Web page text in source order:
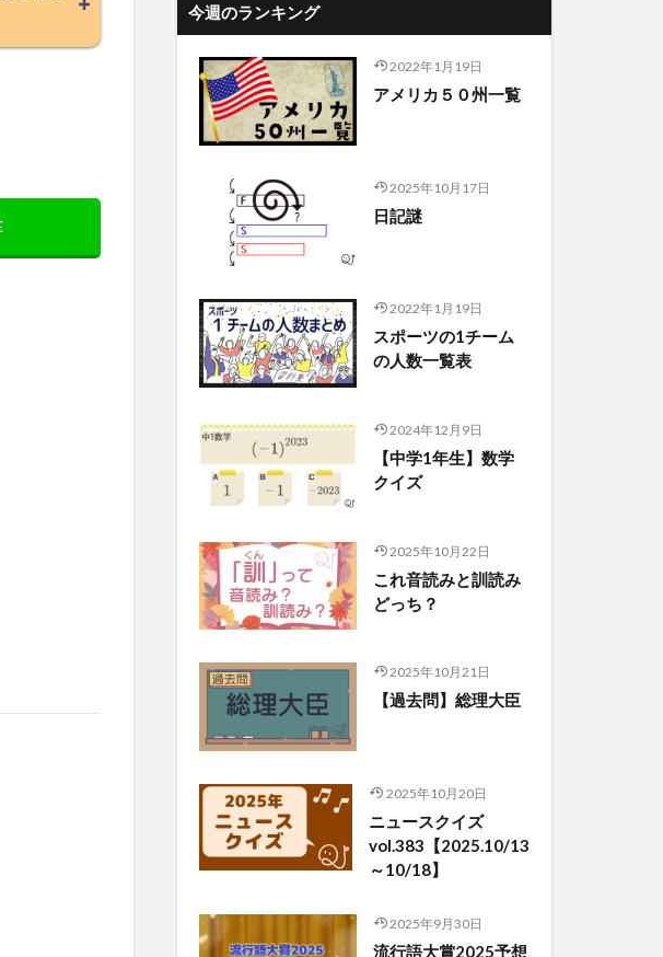
今週のランキング
2022年1月19日
アメリカ５０州一覧
2025年10月17日
日記謎
2022年1月19日
スポーツの1チーム
の人数一覧表
2024年12月9日
【中学1年生】数学
クイズ
2025年10月22日
これ音読みと訓読み
どっち？
2025年10月21日
【過去問】総理大臣
2025年10月20日
ニュースクイズ
vol.383【2025.10/13
～10/18】
2025年9月30日
流行語大賞2025予想